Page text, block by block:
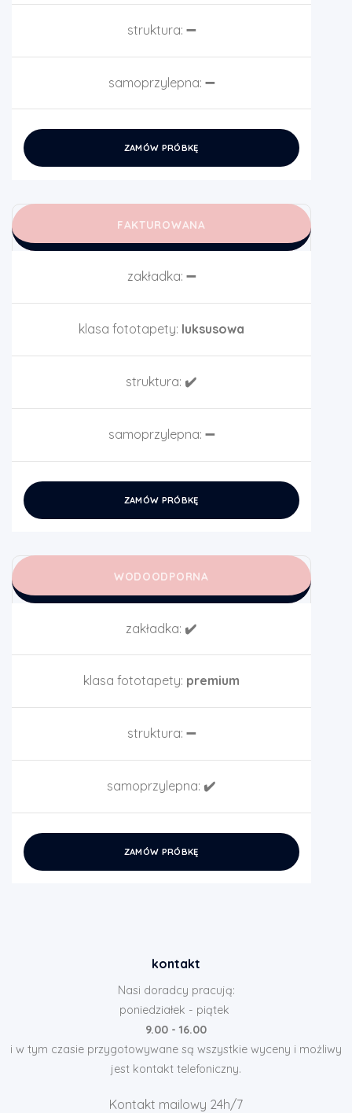
struktura: ➖
samoprzylepna: ➖
ZAMÓW PRÓBKĘ
FAKTUROWANA
zakładka: ➖
klasa fototapety: luksusowa
struktura: ✔️
samoprzylepna: ➖
ZAMÓW PRÓBKĘ
WODOODPORNA
zakładka: ✔️
klasa fototapety: premium
struktura: ➖
samoprzylepna: ✔️
ZAMÓW PRÓBKĘ
kontakt
Nasi doradcy pracują:
poniedziałek - piątek
9.00 - 16.00
i w tym czasie przygotowywane są wszystkie wyceny i możliwy
jest kontakt telefoniczny.
Kontakt mailowy 24h/7